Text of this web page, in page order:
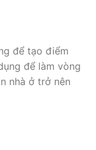
để tạo điểm
để làm vòng
nhà ở trở nên